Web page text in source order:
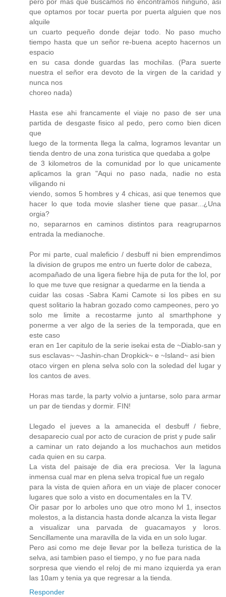
que optamos por tocar puerta por puerta alguien que nos
alquile
un cuarto pequeño donde dejar todo. No paso mucho
tiempo hasta que un señor re-buena acepto hacernos un
espacio
en su casa donde guardas las mochilas. (Para suerte
nuestra el señor era devoto de la virgen de la caridad y
nunca nos
choreo nada)
Hasta ese ahi francamente el viaje no paso de ser una
partida de desgaste fisico al pedo, pero como bien dicen
que
luego de la tormenta llega la calma, logramos levantar un
tienda dentro de una zona turistica que quedaba a golpe
de 3 kilometros de la comunidad por lo que unicamente
aplicamos la gran "Aqui no paso nada, nadie no esta
viligando ni
viendo, somos 5 hombres y 4 chicas, asi que tenemos que
hacer lo que toda movie slasher tiene que pasar...¿Una
orgia?
no, separarnos en caminos distintos para reagruparnos
entrada la medianoche.
Por mi parte, cual maleficio / desbuff ni bien emprendimos
la division de grupos me entro un fuerte dolor de cabeza,
acompañado de una ligera fiebre hija de puta for the lol, por
lo que me tuve que resignar a quedarme en la tienda a
cuidar las cosas -Sabra Kami Camote si los pibes en su
quest solitario la habran gozado como campeones, pero yo
solo me limite a recostarme junto al smarthphone y
ponerme a ver algo de la series de la temporada, que en
este caso
eran en 1er capitulo de la serie isekai esta de ~Diablo-san y
sus esclavas~ ~Jashin-chan Dropkick~ e ~Island~ asi bien
otaco virgen en plena selva solo con la soledad del lugar y
los cantos de aves.
Horas mas tarde, la party volvio a juntarse, solo para armar
un par de tiendas y dormir. FIN!
Llegado el jueves a la amanecida el desbuff / fiebre,
desaparecio cual por acto de curacion de prist y pude salir
a caminar un rato dejando a los muchachos aun metidos
cada quien en su carpa.
La vista del paisaje de dia era preciosa. Ver la laguna
inmensa cual mar en plena selva tropical fue un regalo
para la vista de quien añora en un viaje de placer conocer
lugares que solo a visto en documentales en la TV.
Oir pasar por lo arboles uno que otro mono lvl 1, insectos
molestos, a la distancia hasta donde alcanza la vista llegar
a visualizar una parvada de guacamayos y loros.
Sencillamente una maravilla de la vida en un solo lugar.
Pero asi como me deje llevar por la belleza turistica de la
selva, asi tambien paso el tiempo, y no fue para nada
sorpresa que viendo el reloj de mi mano izquierda ya eran
las 10am y tenia ya que regresar a la tienda.
Responder